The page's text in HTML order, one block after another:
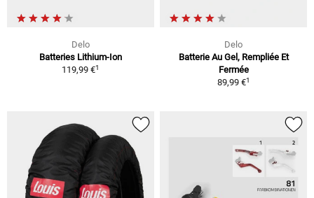
Delo
Batteries Lithium-Ion
119,99 €1
Delo
Batterie Au Gel, Rempliée Et
Fermée
89,99 €1